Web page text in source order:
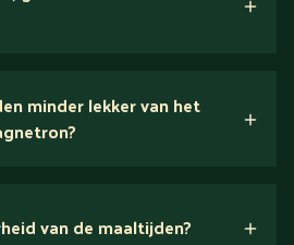
voedingsexperts
minder lekker van het
van de maaltijden?